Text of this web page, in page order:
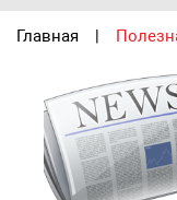
Главная